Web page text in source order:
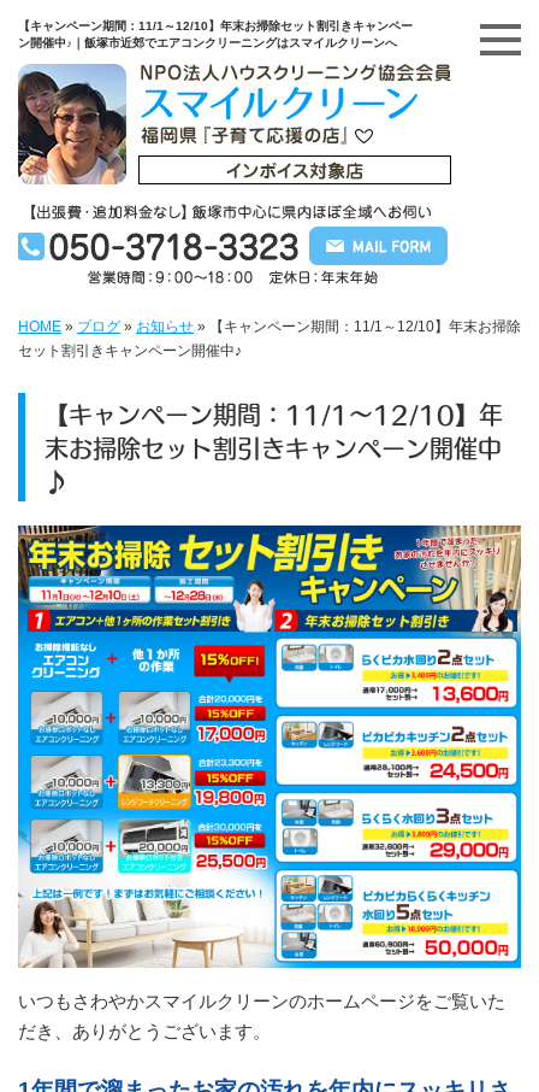
【キャンペーン期間：11/1～12/10】年末お掃除セット割引きキャンペー
ン開催中♪｜飯塚市近郊でエアコンクリーニングはスマイルクリーンへ
HOME » ブログ » お知らせ »
【キャンペーン期間：11/1～12/10】年末お掃除
セット割引きキャンペーン開催中♪
【キャンペーン期間：11/1～12/10】年
末お掃除セット割引きキャンペーン開催中
♪
いつもさわやかスマイルクリーンのホームページをご覧いた
だき、ありがとうございます。